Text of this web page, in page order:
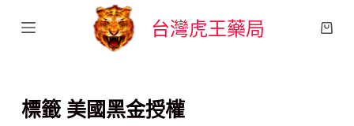
跳
內
台灣虎王藥局
標籤美國黑金授權